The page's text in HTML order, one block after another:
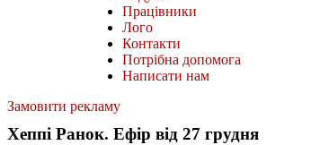
Працівники
Лого
Контакти
Потрібна допомога
Написати нам
Замовити рекламу
Хеппі Ранок. Ефір від 27 грудня